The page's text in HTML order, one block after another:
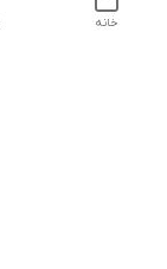
خانه